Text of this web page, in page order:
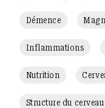
Démence
Inflammations
Nutrition
Structure du cerveau